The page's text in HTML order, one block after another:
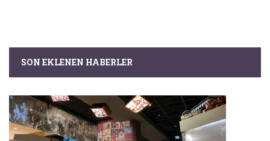
SON EKLENEN HABERLER